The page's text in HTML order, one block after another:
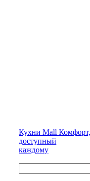
Кухни Mall Комфорт,
доступный
каждому